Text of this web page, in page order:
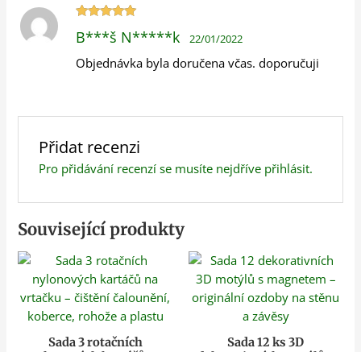
5z 5
B***š N*****k 22/01/2022
Objednávka byla doručena včas. doporučuji
Přidat recenzi
Pro přidávání recenzí se musíte nejdříve přihlásit.
Související produkty
Sada 3 rotačních
Sada 12 ks 3D